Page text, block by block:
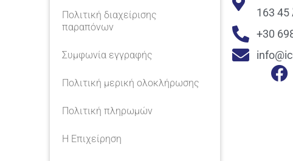
Πολιτική διαχείρισης
παραπόνων
Συμφωνία εγγραφής
Πολιτική μερική ολοκλήρωσης
Πολιτική πληρωμών
Η Επιχείρηση
163
+30